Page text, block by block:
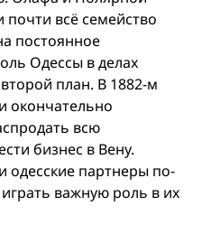
всё семейство
постоянное
Одессы в делах
план. В 1882-м
окончательно
всю
бизнес в Вену.
одесские партнеры по-
важную роль в их